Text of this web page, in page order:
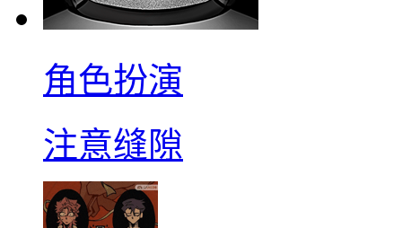
角色扮演
注意缝隙